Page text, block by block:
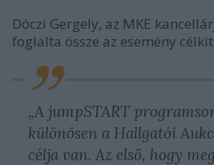
Dóczi Gergely, az MKE
foglalta össze az esemény
„A jumpSTART
különösen a Hallgatói
célja van. Az első, hogy